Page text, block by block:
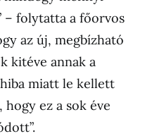
– folytatta a főorvos
az új, megbízható
kitéve annak a
miatt le kellett
ez a sok éve